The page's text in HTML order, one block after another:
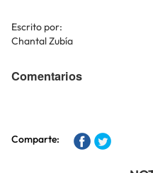
Escrito por:
Chantal Zubía
Comentarios
Comparte: